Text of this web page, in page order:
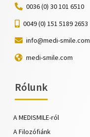
0036 (0) 30 101 6510
0049 (0) 151 5189 2653
info@medi-smile.com
medi-smile.com
Rólunk
A MEDISMILE-ról
A Filozófiánk